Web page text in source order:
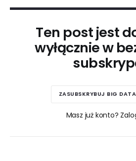
Ten post jest
wyłącznie w
ZASUBSKRYBUJ BIG
Masz już konto?